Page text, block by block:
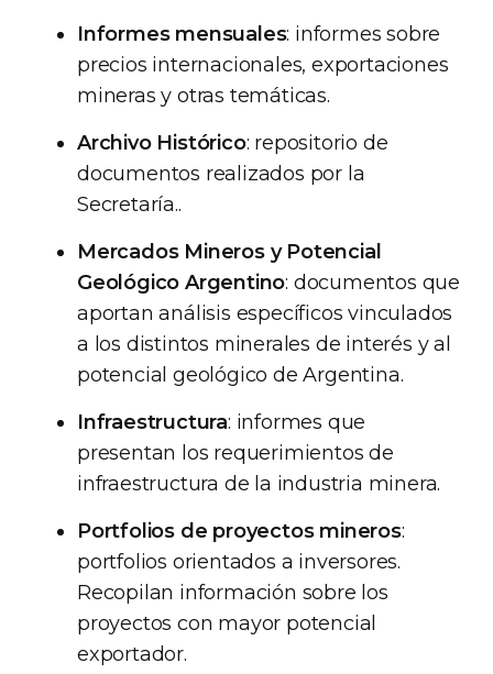
Informes mensuales: informes sobre
precios internacionales, exportaciones
mineras y otras temáticas.
Archivo Histórico: repositorio de
documentos realizados por la
Secretaría..
Mercados Mineros y Potencial
Geológico Argentino: documentos que
aportan análisis específicos vinculados
a los distintos minerales de interés y al
potencial geológico de Argentina.
Infraestructura: informes que
presentan los requerimientos de
infraestructura de la industria minera.
Portfolios de proyectos mineros:
portfolios orientados a inversores.
Recopilan información sobre los
proyectos con mayor potencial
exportador.